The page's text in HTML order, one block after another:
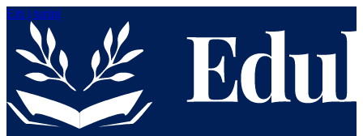
Eiti į turinį